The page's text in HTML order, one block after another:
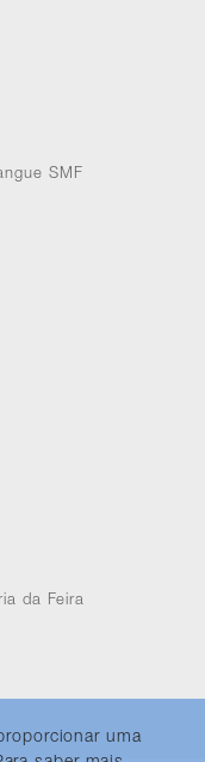
uma
SMF
da Feira